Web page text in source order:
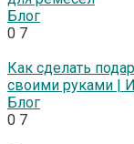
Блог
0 7
Как сделать
своими руками |
Блог
0 7